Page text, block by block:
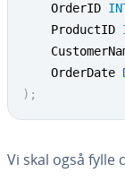
	OrderID
	ProductID
	OrderDate
) ;
Vi skal også fylle